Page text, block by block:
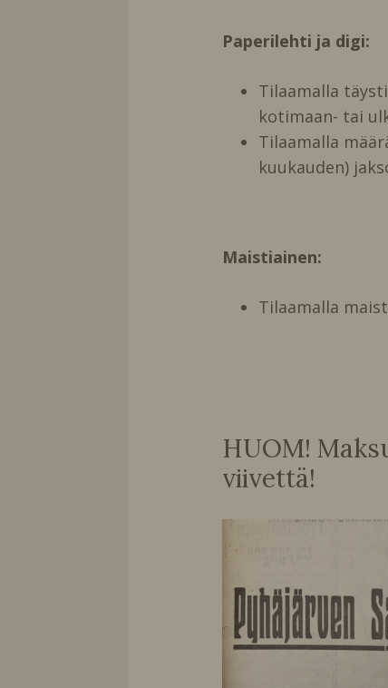
Paperilehti ja digi:
Tilaamalla
kotimaan- tai
Tilaamalla
kuukauden)
Maistiainen:
Tilaamalla
HUOM!
viivettä!